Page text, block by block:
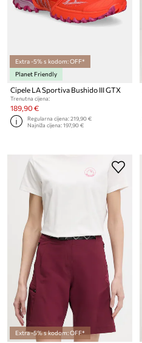
Extra -5% s kodom: OFF*
Planet Friendly
Cipele LA Sportiva Bushido III GTX
Trenutna cijena:
189,90 €
Regularna cijena:219,90 €
Najniža cijena:197,90 €
Extra -5% s kodom: OFF*